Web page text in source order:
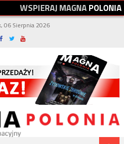
WSPIERAJMAGNAPOLONIA
06 Sierpnia 2026